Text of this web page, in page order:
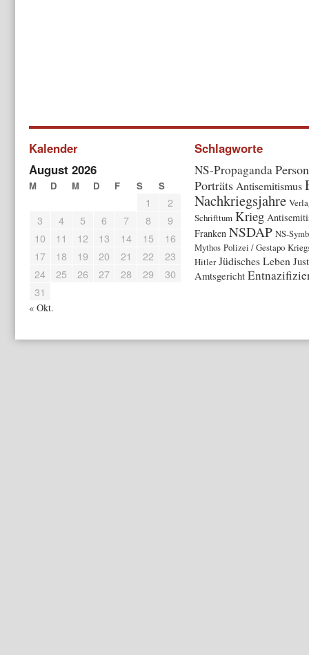
Kalender
August 2026
M D M D F S S
1
2
3
4 5 6 7 8
9
10
11 12 13 14 15
16
17
18 19 20 21 22
23
24
25 26 27 28 29
30
31
« Okt.
Schlagworte
NS-Propaganda
Porträts Antisemitismus
Nachkriegsjahre
Schrifttum Krieg
Franken NSDAP NS-
Mythos Polizei / Gestapo
Hitler Jüdisches Leben
Amtsgericht